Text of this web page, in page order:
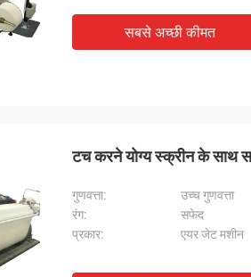
सबसे अच्छी कीमत
टच करने योग्य स्क्रीन के साथ
गुणवत्ता:
उच्च गुणवत्ता
रंग:
सफेद
प्रकार:
एयर जेट मशीन